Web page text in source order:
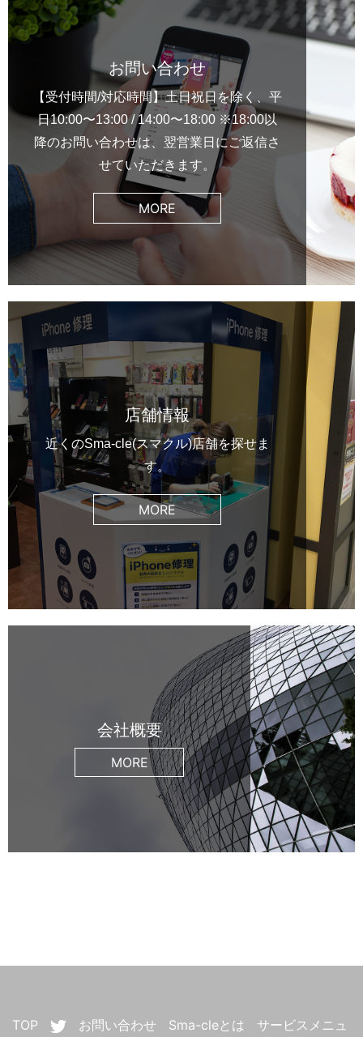
お問い合わせ
【受付時間/対応時間】土日祝日を除く、平
日10:00〜13:00 / 14:00〜18:00 ※18:00以
降のお問い合わせは、翌営業日にご返信さ
せていただきます。
MORE
店舗情報
近くのSma-cle(スマクル)店舗を探せま
す。
MORE
会社概要
MORE
TOP お問い合わせ Sma-cleとは サービスメニュ